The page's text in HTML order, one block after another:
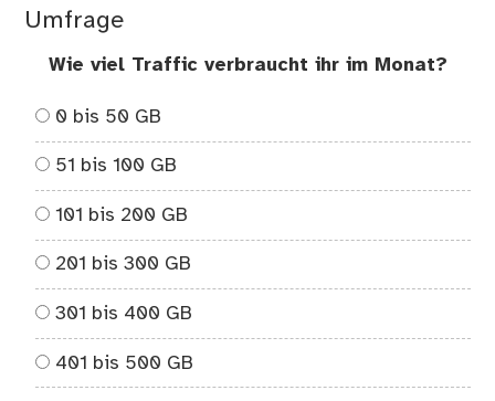
Umfrage
Wie viel Traffic verbraucht ihr im Monat?
0 bis 50 GB
51 bis 100 GB
101 bis 200 GB
201 bis 300 GB
301 bis 400 GB
401 bis 500 GB